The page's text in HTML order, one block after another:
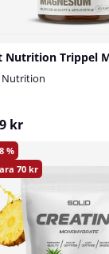
Nutrition
kr
70